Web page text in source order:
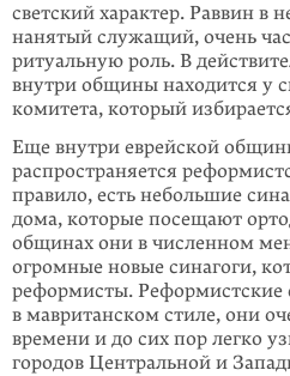
светский характер. Раввин в
нанятый служащий, очень
ритуальную роль. В
внутри общины находится у
комитета, который
Еще внутри еврейской
распространяется
правило, есть небольшие
дома, которые посещают
общинах они в численном
огромные новые синагоги,
реформисты. Реформистские
в мавританском стиле, они
времени и до сих пор легко
городов Центральной и